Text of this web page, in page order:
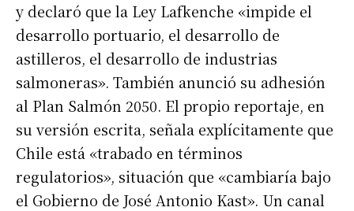
y declaró que la Ley Lafkenche «impide el
desarrollo portuario, el desarrollo de
astilleros, el desarrollo de industrias
salmoneras». También anunció su adhesión
al Plan Salmón 2050. El propio reportaje, en
su versión escrita, señala explícitamente que
Chile está «trabado en términos
regulatorios», situación que «cambiaría bajo
el Gobierno de José Antonio Kast». Un canal